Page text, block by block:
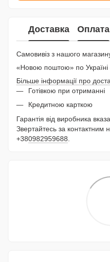
Доставка Оплата
Самовивіз з нашого
«Новою поштою» по
Більше інформації про
Готівкою при отриманні
Кредитною карткою
Гарантія від виробника
Звертайтесь за
+380982959688